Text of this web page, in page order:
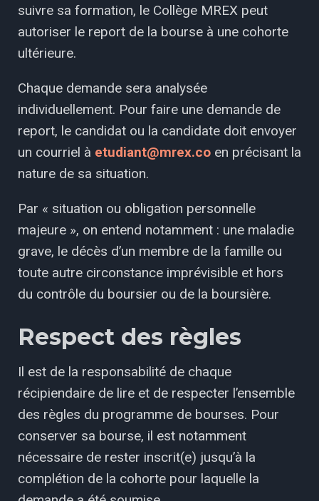
suivre sa formation, le Collège MREX peut
autoriser le report de la bourse à une cohorte
ultérieure.
Chaque demande sera analysée
individuellement. Pour faire une demande de
report, le candidat ou la candidate doit envoyer
un courriel à etudiant@mrex.co en précisant la
nature de sa situation.
Par « situation ou obligation personnelle
majeure », on entend notamment : une maladie
grave, le décès d’un membre de la famille ou
toute autre circonstance imprévisible et hors
du contrôle du boursier ou de la boursière.
Respect des règles
Il est de la responsabilité de chaque
récipiendaire de lire et de respecter l’ensemble
des règles du programme de bourses. Pour
conserver sa bourse, il est notamment
nécessaire de rester inscrit(e) jusqu’à la
complétion de la cohorte pour laquelle la